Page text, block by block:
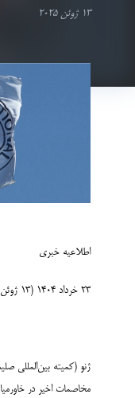
13 ژوئن 2025
اطلاعیه خبری
۲۳ خرداد ۱۴۰۴ (۱۳ ژوئن ۲۰۲۵)
ژنو (کمیته بین‌المللی
مخاصمات اخیر در